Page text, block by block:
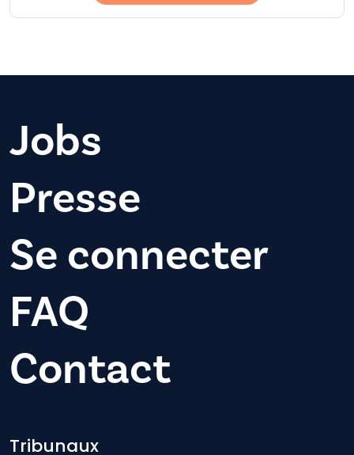
Jobs
Presse
Se connecter
FAQ
Contact
Tribunaux